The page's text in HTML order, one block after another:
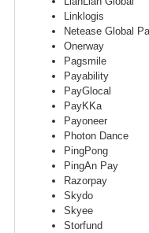
Linklogis
Netease Global
Onerway
Pagsmile
Payability
PayGlocal
PayKKa
Payoneer
Photon Dance
PingPong
PingAn Pay
Razorpay
Skydo
Skyee
Storfund